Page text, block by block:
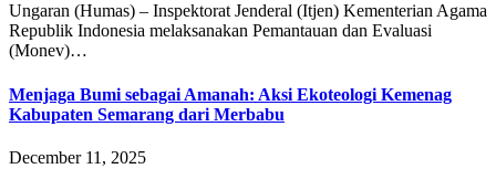
Ungaran (Humas) – Inspektorat Jenderal (Itjen) Kementerian Agama
Republik Indonesia melaksanakan Pemantauan dan Evaluasi
(Monev)…
Menjaga Bumi sebagai Amanah: Aksi Ekoteologi Kemenag
Kabupaten Semarang dari Merbabu
December 11, 2025